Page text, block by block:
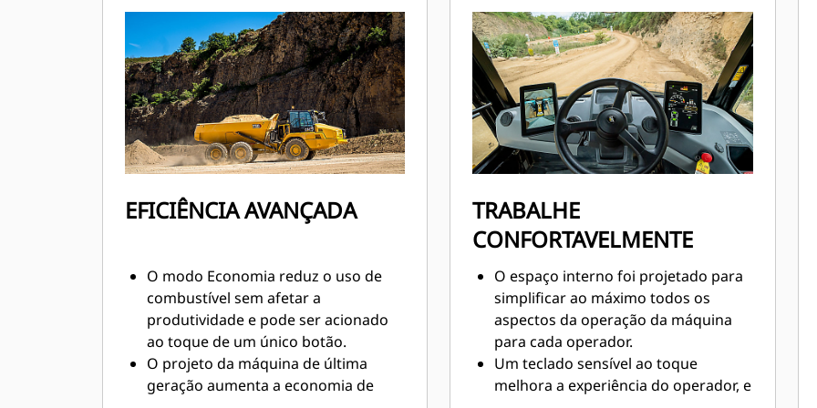
resposta e aumenta a potência de
retardo para descida controlada de
rampas.
a tensão na área dos rolamentos de
articulação do chassi e otimizar a
geometria da suspensão.
Os chassis são soldados por robô
para durabilidade máxima.
A báscula reprojetada oferece uma
borda superior reforçada no trilho
lateral.
EFICIÊNCIA AVANÇADA
O modo Economia reduz o uso de
combustível sem afetar a
produtividade e pode ser acionado
ao toque de um único botão.
O projeto da máquina de última
geração aumenta a economia de
TRABALHE
CONFORTAVELMENTE
O espaço interno foi projetado para
simplificar ao máximo todos os
aspectos da operação da máquina
para cada operador.
Um teclado sensível ao toque
melhora a experiência do operador, e